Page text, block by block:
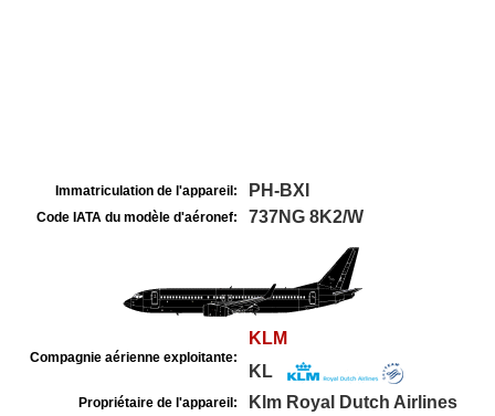
Immatriculation de l'appareil: PH-BXI
Code IATA du modèle d'aéronef: 737NG 8K2/W
Compagnie aérienne exploitante:
KLM
KL
Propriétaire de l'appareil: Klm Royal Dutch Airlines